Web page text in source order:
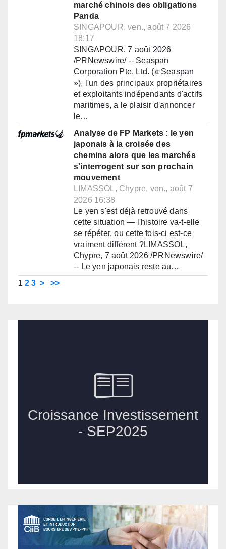
marché chinois des obligations
Panda
SINGAPOUR, ven., août 7 2026
18:17
SINGAPOUR, 7 août 2026
/PRNewswire/ -- Seaspan
Corporation Pte. Ltd. (« Seaspan
»), l'un des principaux propriétaires
et exploitants indépendants d'actifs
maritimes, a le plaisir d'annoncer
le…
Analyse de FP Markets : le yen
japonais à la croisée des
chemins alors que les marchés
s'interrogent sur son prochain
mouvement
LIMASSOL, Chypre, ven., août 7
2026 16:38
Le yen s'est déjà retrouvé dans
cette situation — l'histoire va-t-elle
se répéter, ou cette fois-ci est-ce
vraiment différent ?LIMASSOL,
Chypre, 7 août 2026 /PRNewswire/
-- Le yen japonais reste au…
1 2 3 > >>